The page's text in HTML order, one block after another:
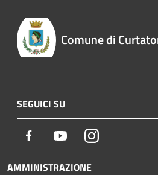
Comune di
SEGUICI SU
Facebook YoutubeInstagram
AMMINISTRAZIONE